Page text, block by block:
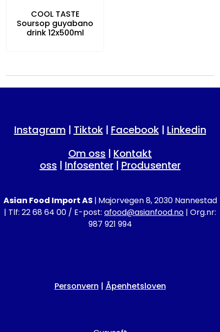
COOL TASTE
Soursop guyabano
drink 12x500ml
Instagram | Tiktok| Facebook| Linkedin
Om oss | Kontakt
oss | Infosenter| Produsenter
Asian Food Import AS | Majorvegen 8, 2030 Nannestad
| Tlf: 22 68 64 00 / E-post: afood@asianfood.no | Org.nr:
987 921 994
Personvern | Åpenhetsloven